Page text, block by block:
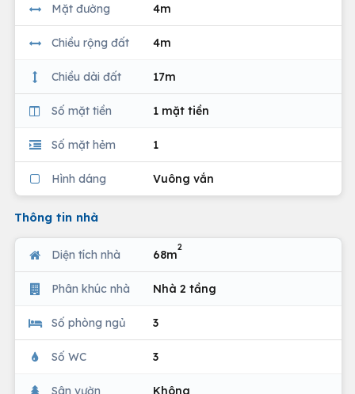
Mặt đường 4m
Chiều rộng đất 4m
Chiều dài đất 17m
Số mặt tiền 1 mặt tiền
Số mặt hẻm 1
Hình dáng Vuông vắn
Thông tin nhà
Diện tích nhà 68m
2
Phân khúc nhà Nhà 2 tầng
Số phòng ngủ 3
Số WC 3
Sân vườn Không